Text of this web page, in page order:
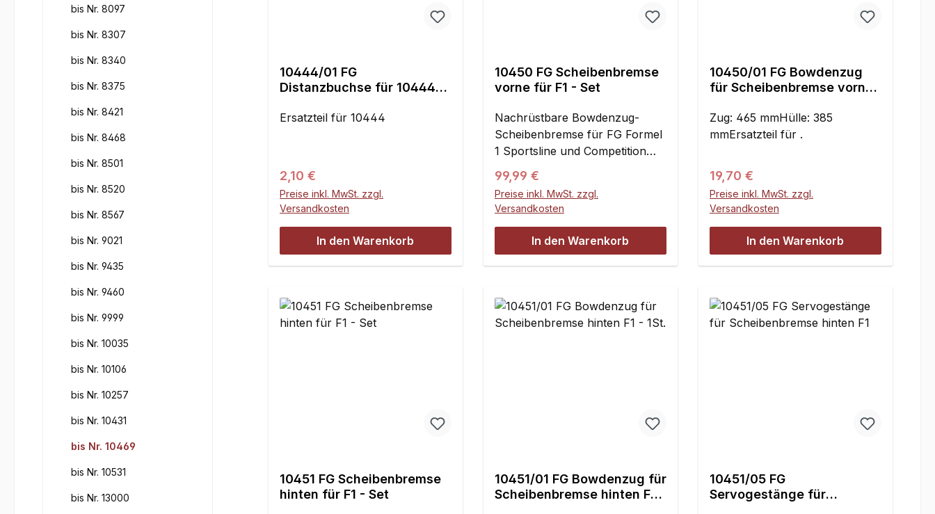
bis Nr. 8097
bis Nr. 8307
bis Nr. 8340
bis Nr. 8375
bis Nr. 8421
bis Nr. 8468
bis Nr. 8501
bis Nr. 8520
bis Nr. 8567
bis Nr. 9021
bis Nr. 9435
bis Nr. 9460
bis Nr. 9999
bis Nr. 10035
bis Nr. 10106
bis Nr. 10257
bis Nr. 10431
bis Nr. 10469
bis Nr. 10531
bis Nr. 13000
10444/01 FG
Distanzbuchse für 10444
Ersatzteil für 10444
Regulärer Preis:
2,10 €
Preise inkl. MwSt. zzgl.
Versandkosten
In den Warenkorb
10450 FG Scheibenbremse
vorne für F1 - Set
Nachrüstbare Bowdenzug-
Scheibenbremse für FG Formel
1 Sportsline und Competition
Modelle. Wesentlich verbesserte
Bremsleistung zur
Serienbremse, sehr feinfühlig
einstellbar.
Regulärer Preis:
99,99 €
Preise inkl. MwSt. zzgl.
Versandkosten
In den Warenkorb
10450/01 FG Bowdenzug
für Scheibenbremse vorne
Zug: 465 mmHülle: 385
mmErsatzteil für .
Regulärer Preis:
19,70 €
Preise inkl. MwSt. zzgl.
Versandkosten
In den Warenkorb
10451 FG Scheibenbremse
hinten für F1 - Set
10451/01 FG Bowdenzug für
Scheibenbremse hinten F1 -
10451/05 FG
Servogestänge für